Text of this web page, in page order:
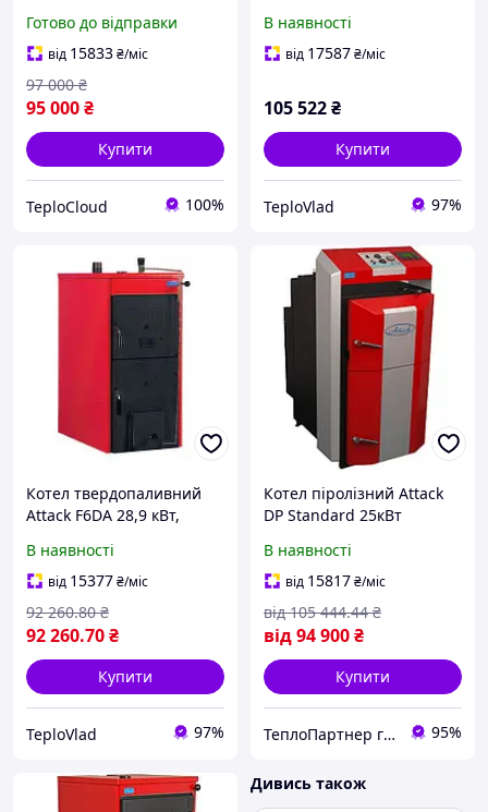
дровах 5 секцій 24 кВт до
200 м2 для дому та дачі
Словаччина
Готово до відправки
від 15833₴/міс
95 000₴
97 000 ₴
Купити
TeploCloud 100%
В наявності
від 17587₴/міс
105 522₴
Купити
TeploVlad 97%
Котел твердопаливний
Attack F6DA 28,9 кВт,
В наявності
від 15377₴/міс
92 260.70₴
92 260.80 ₴
Купити
TeploVlad 97%
Котел піролізний Attack
DP Standard 25кВт
В наявності
від 15817₴/міс
від94 900₴
від 105 444.44 ₴
Купити
ТеплоПартнер група компаній 95%
Дивись також